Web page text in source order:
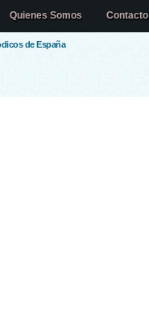
de España
Quienes Somos Contacto